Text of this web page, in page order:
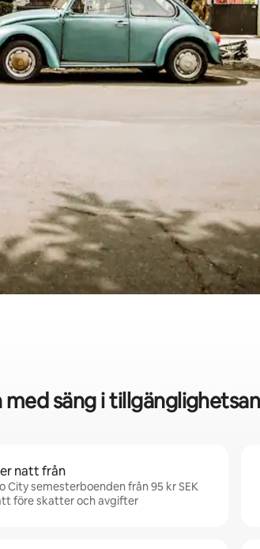
eller utforska genom att trycka eller svepa.
säng i
natt från
City semesterboenden från 95 kr SEK
före skatter och avgifter